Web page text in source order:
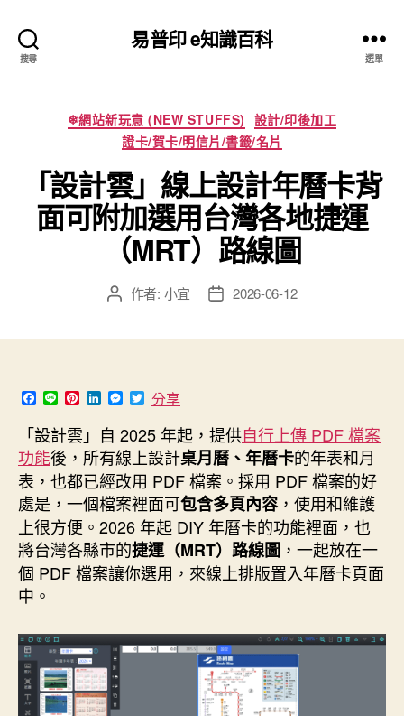
搜尋
易普印 e知識百科
選單
分
類
❄網站新玩意 (NEW STUFFS) 設計/印後加工
證卡/賀卡/明信片/書籤/名片
「設計雲」線上設計年曆卡背
面可附加選用台灣各地捷運
（MRT）路線圖
文 作者: 小宜
文 2026-06-12
F
a
c
e
b
o
o
k
L
n
e
P
n
t
e
r
e
s
L
n
k
e
d
I
n
M
e
s
s
e
n
g
e
r
T
w
i
t
t
e
r
分享
「設計雲」自 2025 年起，提供自行上傳 PDF 檔案
功能後，所有線上設計桌月曆、年曆卡的年表和月
表，也都已經改用 PDF 檔案。採用 PDF 檔案的好
處是，一個檔案裡面可包含多頁內容 ，使用和維護
上很方便。2026 年起 DIY 年曆卡的功能裡面，也
將台灣各縣市的捷運（MRT）路線圖 ，一起放在一
個 PDF 檔案讓你選用，來線上排版置入年曆卡頁面
中。